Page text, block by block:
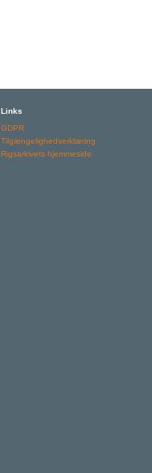
Links
GDPR
Tilgængelighedserklæring
Rigsarkivets hjemmeside